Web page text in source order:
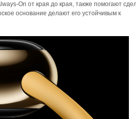
On от края до края, также помогают
основание делают его устойчивым к